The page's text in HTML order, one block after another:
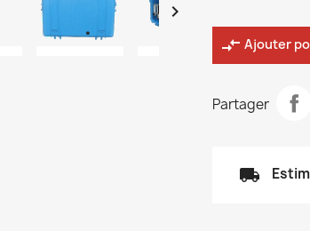

compare_arrows Ajouter
Partager
local_shipping